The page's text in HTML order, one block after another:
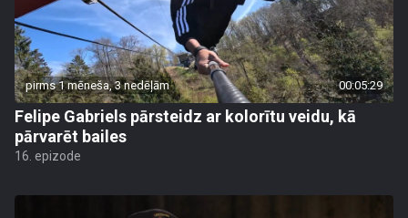
pirms 1 mēneša, 3 nedēļām 00:05:29
Felipe Gabriels pārsteidz ar kolorītu veidu, kā
pārvarēt bailes
16. epizode